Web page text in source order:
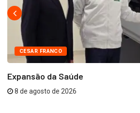
CESAR FRANCO
Expansão da Saúde
8 de agosto de 2026